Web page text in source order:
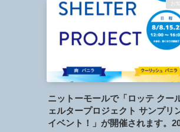
お
ニットーモールで「ロッテ クー
ェルタープロジェクト サンプリ
イベント！」が開催されます。